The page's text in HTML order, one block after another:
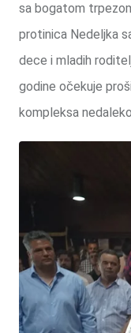
sa bogatom
protinica Nedeljka
dece i mladih
godine očekuje
kompleksa